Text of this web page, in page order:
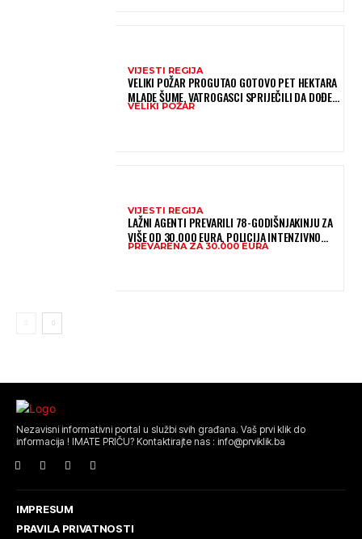
VIJESTI REGIJA
VELIKI POŽAR PROGUTAO GOTOVO PET HEKTARA
MLADE ŠUME, VATROGASCI SPRIJEČILI DA DOĐE
DO JOŠ VEĆE KATASTROFE
VELIKI POŽAR
VIJESTI REGIJA
LAŽNI AGENTI PREVARILI 78-GODIŠNJAKINJU ZA
VIŠE OD 30.000 EURA, POLICIJA INTENZIVNO
TRAGA ZA POČINITELJIMA
PREVARENA ZA 30.000 EURA
Nezavisni informativni portal u službi svih građana. Vaš prvi klik do
informacija ! IMATE PRIČU? Kontaktirajte nas : info@prviklik.ba
IMPRESUM
PRAVILA PRIVATNOSTI